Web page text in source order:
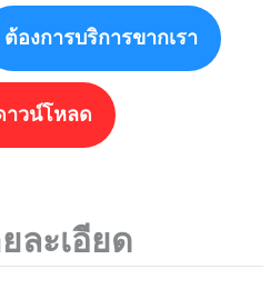
ต้องการบริการขากเรา
าวน์โหลด
ละเอียด